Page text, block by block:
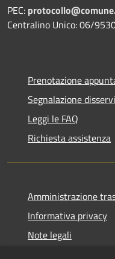
PEC:
Centralino Unico: 06/
Prenotazione
Segnalazione
Leggi le FAQ
Richiesta assistenza
Amministrazione
Informativa privacy
Note legali